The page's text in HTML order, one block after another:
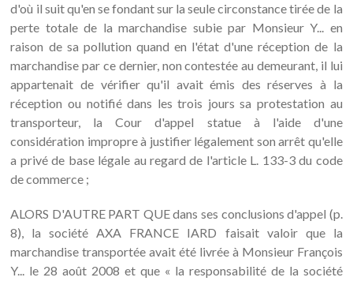
d'où il suit qu'en se fondant sur la seule circonstance tirée de la
perte totale de la marchandise subie par Monsieur Y... en
raison de sa pollution quand en l'état d'une réception de la
marchandise par ce dernier, non contestée au demeurant, il lui
appartenait de vérifier qu'il avait émis des réserves à la
réception ou notifié dans les trois jours sa protestation au
transporteur, la Cour d'appel statue à l'aide d'une
considération impropre à justifier légalement son arrêt qu'elle
a privé de base légale au regard de l'article L. 133-3 du code
de commerce ;
ALORS D'AUTRE PART QUE dans ses conclusions d'appel (p.
8), la société AXA FRANCE IARD faisait valoir que la
marchandise transportée avait été livrée à Monsieur François
Y... le 28 août 2008 et que « la responsabilité de la société